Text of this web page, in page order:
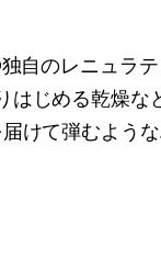
独自のレニュラ
はじめる乾燥な
けて弾むよう